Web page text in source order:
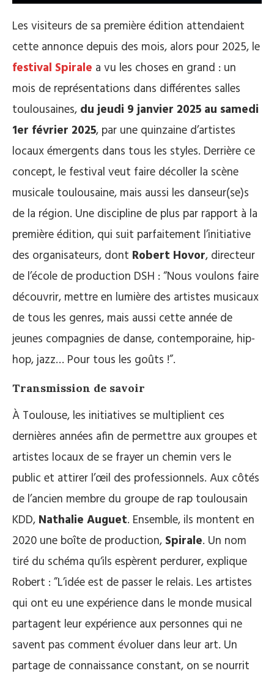
Les visiteurs de sa première édition attendaient
cette annonce depuis des mois, alors pour 2025, le
festival Spirale a vu les choses en grand : un
mois de représentations dans différentes salles
toulousaines, dujeudi 9 janvier 2025 au samedi
1er février 2025, par une quinzaine d’artistes
locaux émergents dans tous les styles. Derrière ce
concept, le festival veut faire décoller la scène
musicale toulousaine, mais aussi les danseur(se)s
de la région. Une discipline de plus par rapport à la
première édition, qui suit parfaitement l’initiative
des organisateurs, dont Robert Hovor, directeur
de l’école de production DSH : “Nous voulons faire
découvrir, mettre en lumière des artistes musicaux
de tous les genres, mais aussi cette année de
jeunes compagnies de danse, contemporaine, hip-
hop, jazz… Pour tous les goûts !”.
Transmission de savoir
À Toulouse, les initiatives se multiplient ces
dernières années afin de permettre aux groupes et
artistes locaux de se frayer un chemin vers le
public et attirer l’œil des professionnels. Aux côtés
de l’ancien membre du groupe de rap toulousain
KDD, Nathalie Auguet. Ensemble, ils montent en
2020 une boîte de production, Spirale. Un nom
tiré du schéma qu‘ils espèrent perdurer, explique
Robert : ”L’idée est de passer le relais. Les artistes
qui ont eu une expérience dans le monde musical
partagent leur expérience aux personnes qui ne
savent pas comment évoluer dans leur art. Un
partage de connaissance constant, on se nourrit